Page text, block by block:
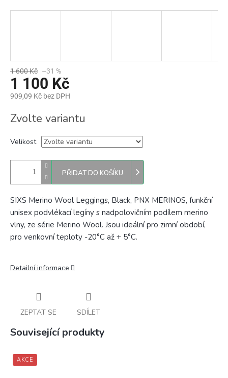
1 600 Kč –31 %
1 100 Kč
909,09 Kč bez DPH
cena:
Zvolte variantu
Velikost
PŘIDAT DO KOŠÍKU
SIXS Merino Wool Leggings, Black, PNX MERINOS, funkční
unisex podvlékací legíny s nadpolovičním podílem merino
vlny, ze série Merino Wool. Jsou ideální pro zimní období,
pro venkovní teploty -20°C až + 5°C.
Detailní informace
ZEPTAT SE SDÍLET
Související produkty
AKCE